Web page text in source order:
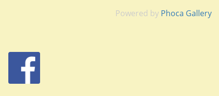
Powered by Phoca Gallery